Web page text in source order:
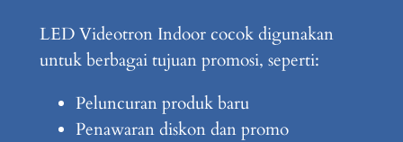
LED Videotron Indoor cocok digunakan
untuk berbagai tujuan promosi, seperti:
Peluncuran produk baru
Penawaran diskon dan promo